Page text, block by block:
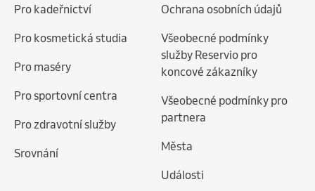
Pro kadeřnictví
Pro kosmetická studia
Pro maséry
Pro sportovní centra
Pro zdravotní služby
Srovnání
Ochrana osobních údajů
Všeobecné podmínky
služby Reservio pro
koncové zákazníky
Všeobecné podmínky pro
partnera
Města
Události